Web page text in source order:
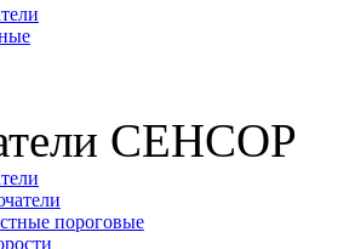
СЕНСОР
пороговые